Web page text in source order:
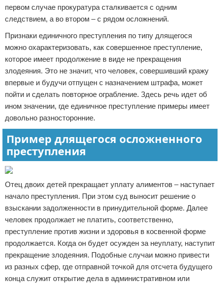
первом случае прокуратура сталкивается с одним
следствием, а во втором – с рядом осложнений.
Признаки единичного преступления по типу длящегося
можно охарактеризовать, как совершенное преступление,
которое имеет продолжение в виде не прекращения
злодеяния. Это не значит, что человек, совершивший кражу
впервые и будучи отпущен с назначением штрафа, может
пойти и сделать повторное ограбление. Здесь речь идет об
ином значении, где единичное преступление примеры имеет
довольно разносторонние.
Пример длящегося осложненного
преступления
Отец двоих детей прекращает уплату алиментов – наступает
начало преступления. При этом суд выносит решение о
взыскании задолженности в принудительной форме. Далее
человек продолжает не платить, соответственно,
преступление против жизни и здоровья в косвенной форме
продолжается. Когда он будет осужден за неуплату, наступит
прекращение злодеяния. Подобные случаи можно привести
из разных сфер, где отправной точкой для отсчета будущего
конца служит открытие дела в административном или